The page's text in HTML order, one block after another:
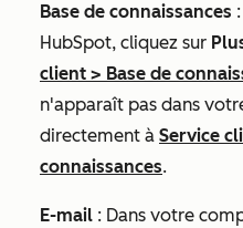
Base de connaissances
HubSpot, cliquez sur
client > Base de
n'apparaît pas dans
directement à Service
connaissances.
E-mail : Dans votre